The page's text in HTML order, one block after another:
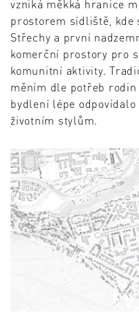
vzniká měkká hranice
prostorem sídliště, kde
Střechy a první
komerční prostory pro
komunitní aktivity.
měním dle potřeb
bydlení lépe
životním stylům.